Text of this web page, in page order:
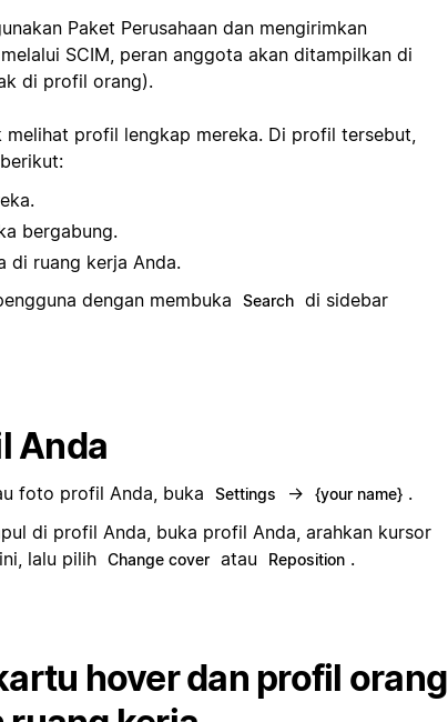
Paket Perusahaan dan mengirimkan
SCIM, peran anggota akan ditampilkan di
di profil orang).
melihat profil lengkap mereka. Di profil tersebut,
bergabung.
di ruang kerja Anda.
dengan membuka
Search di sidebar
Anda
foto profil Anda, buka Settings → {your name} .
di profil Anda, buka profil Anda, arahkan kursor
lalu pilih Change cover atau Reposition .
hover dan profil orang